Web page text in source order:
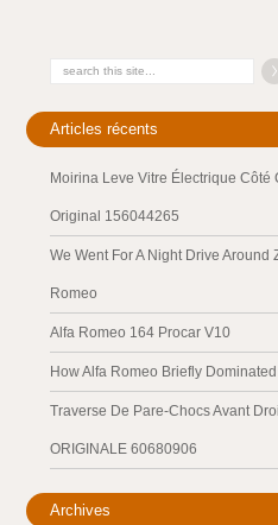
Articles récents
Moirina Leve Vitre Électrique Côté
Original 156044265
We Went For A Night Drive Around
Romeo
Alfa Romeo 164 Procar V10
How Alfa Romeo Briefly
Traverse De Pare-Chocs Avant
ORIGINALE 60680906
Archives